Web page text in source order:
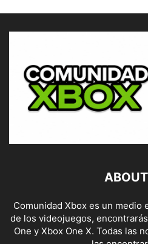
Comunidad Xbox es un medio
de los videojuegos,
One y Xbox One X. Todas las